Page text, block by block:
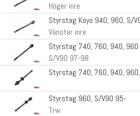
Höger inre
Styrstag Koyo 940, 960, S/
Vänster inre
Styrstag 740, 760, 940, 960
S/V90 97-98
Styrstag 740, 760, 940,
Styrstag 960, S/V90 95-
Trw